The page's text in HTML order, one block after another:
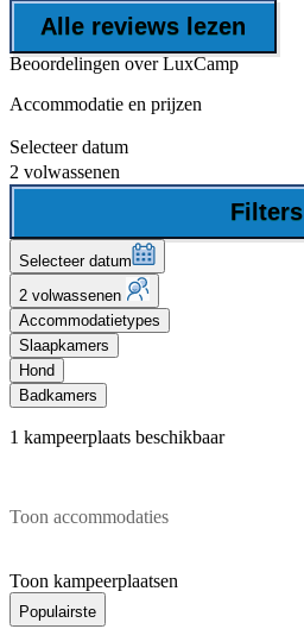
Alle reviews lezen
Beoordelingen over LuxCamp
Accommodatie en prijzen
Selecteer datum
2 volwassenen
Filters
Selecteer datum
2 volwassenen
Accommodatietypes
Slaapkamers
Hond
Badkamers
1 kampeerplaats beschikbaar
Toon accommodaties
Toon kampeerplaatsen
Populairste